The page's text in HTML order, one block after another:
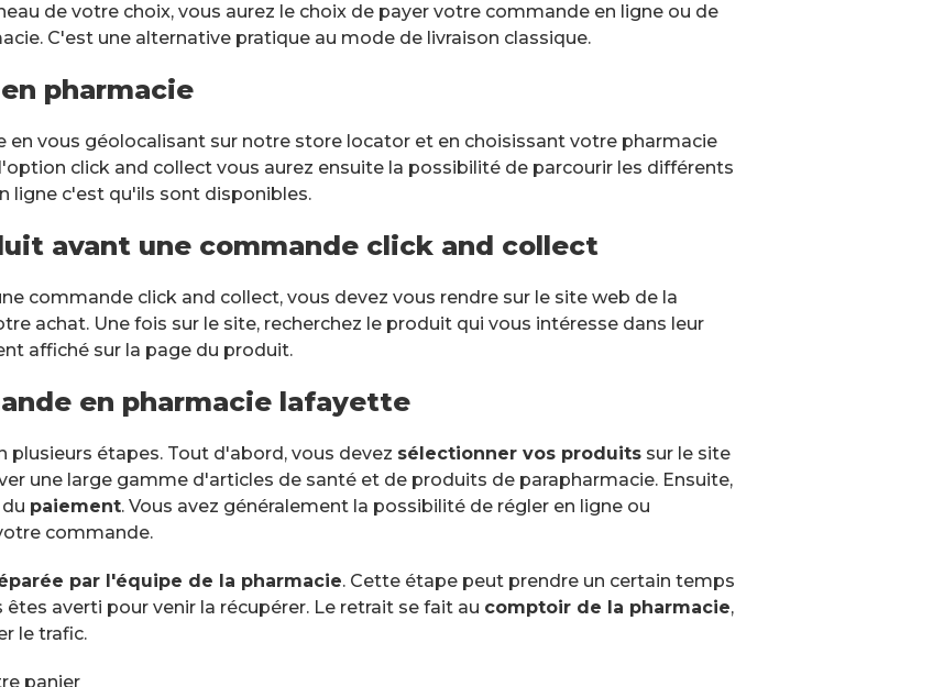
de votre choix, vous aurez le choix de payer votre commande en ligne ou de
C'est une alternative pratique au mode de livraison classique.
pharmacie
en vous géolocalisant sur notre store locator et en choisissant votre pharmacie
click and collect vous aurez ensuite la possibilité de parcourir les différents
ligne c'est qu'ils sont disponibles.
avant une commande click and collect
commande click and collect, vous devez vous rendre sur le site web de la
achat. Une fois sur le site, recherchez le produit qui vous intéresse dans leur
affiché sur la page du produit.
en pharmacie lafayette
étapes. Tout d'abord, vous devez sélectionner vos produits sur le site
une large gamme d'articles de santé et de produits de parapharmacie. Ensuite,
paiement. Vous avez généralement la possibilité de régler en ligne ou
commande.
par l'équipe de la pharmacie. Cette étape peut prendre un certain temps
averti pour venir la récupérer. Le retrait se fait au comptoir de la pharmacie,
le trafic.
panier